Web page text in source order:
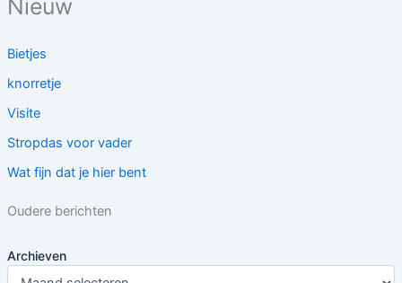
Nieuw
Bietjes
knorretje
Visite
Stropdas voor vader
Wat fijn dat je hier bent
Oudere berichten
Archieven